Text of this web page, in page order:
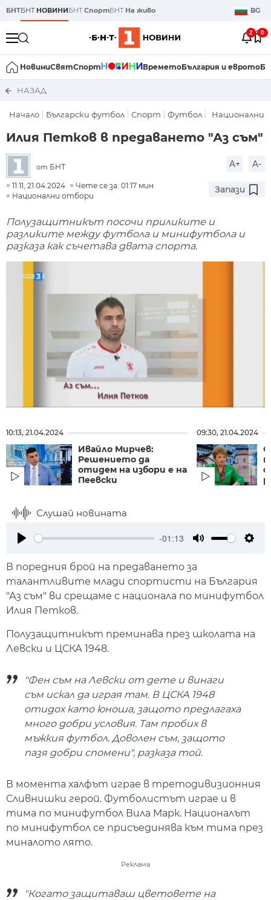
БНТБНТ НОВИНИБНТСпортБНТ На живо BG
2 0
НовиниСвятСпорт ВреметоБългария и еврото
НАЗАД
Начало Български футбол Спорт Футбол Национални
Илия Петков в предаването "Аз съм"
от БНТ A+ A-
11:11, 21.04.2024
Чете се за: 01:17 мин.
Национални отбори
Запази
Полузащитникът посочи приликите и
разликите между футбола и минифутбола и
разказа как съчетава двата спорта.
10:13, 21.04.2024
Ивайло Мирчев:
Решението да
отидем на избори е на
Пеевски
09:30, 21.04.2024
Слушай новината
-01:13
В поредния брой на предаването за
талантливите млади спортисти на България
"Аз съм" ви срещаме с национала по минифутбол
Илия Петков.
Полузащитникът преминава през школата на
Левски и ЦСКА 1948.
"Фен съм на Левски от дете и винаги
съм искал да играя там. В ЦСКА 1948
отидох като юноша, защото предлагаха
много добри условия. Там пробих в
мъжкия футбол. Доволен съм, защото
пазя добри спомени", разказа той.
В момента халфът играе в третодивизионния
Сливнишки герой. Футболистът играе и в
тима по минифутбол Вила Марк. Националът
по минифутбол се присъединява към тима през
миналото лято.
Реклама
"Когато защитаваш цветовете на